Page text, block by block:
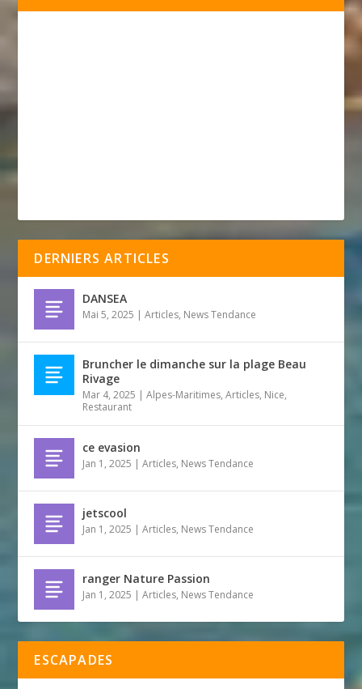
DERNIERS ARTICLES
DANSEA
Mai 5, 2025 |Articles, News Tendance
Bruncher le dimanche sur la plage Beau
Rivage
Mar 4, 2025 |Alpes-Maritimes,Articles, Nice,
Restaurant
ce evasion
Jan 1, 2025 |Articles, News Tendance
jetscool
Jan 1, 2025 |Articles, News Tendance
ranger Nature Passion
Jan 1, 2025 |Articles, News Tendance
ESCAPADES